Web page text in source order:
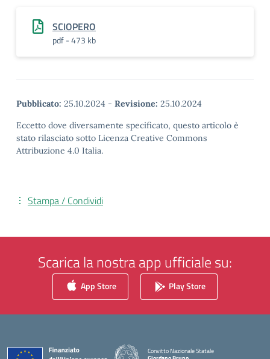
SCIOPERO
pdf - 473 kb
Pubblicato: 25.10.2024 - Revisione: 25.10.2024
Eccetto dove diversamente specificato, questo articolo è
stato rilasciato sotto Licenza Creative Commons
Attribuzione 4.0 Italia.
Stampa / Condividi
Scarica la nostra app ufficiale su:
App Store Play Store
Convitto Nazionale Statale